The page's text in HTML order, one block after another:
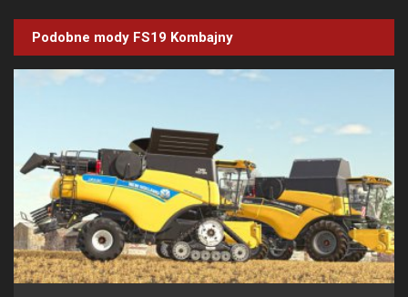
Podobne mody FS19 Kombajny